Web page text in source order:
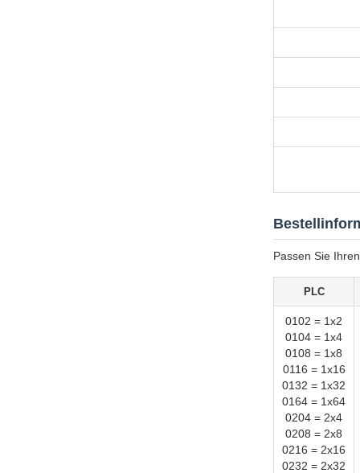
Passen Sie
PLC
0102 = 1x2
0104 = 1x4
0108 = 1x8
0116 = 1x16
0132 = 1x32
0164 = 1x64
0204 = 2x4
0208 = 2x8
0216 = 2x16
0232 = 2x32